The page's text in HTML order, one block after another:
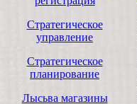
Стратегическое
управление
Стратегическое
планирование
Лысьва магазины